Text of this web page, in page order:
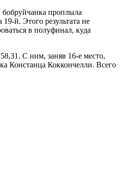
проплыла
19-й. Этого результата не
в полуфинал, куда
С ним, заняв 16-е место,
Констанца Коккончелли. Всего